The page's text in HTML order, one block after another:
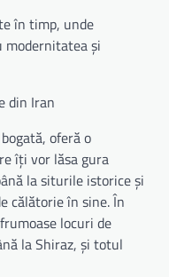
în timp, unde
modernitatea și
din Iran
oferă o
îți vor lăsa gura
la siturile istorice și
călătorie în sine. În
locuri de
la Shiraz, și totul